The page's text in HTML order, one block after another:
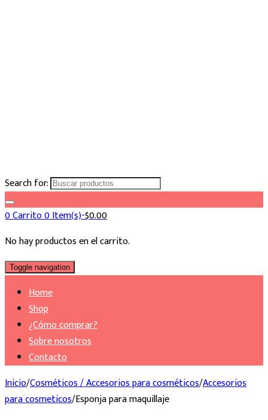
Search for:
0Carrito0 Item(s)-$0.00
No hay productos en el carrito.
Toggle navigation
Home
Shop
¿Cómo comprar?
Sobre nosotros
Contacto
Inicio/Cosméticos / Accesorios para cosméticos/Accesorios
para cosmeticos/Esponja para maquillaje